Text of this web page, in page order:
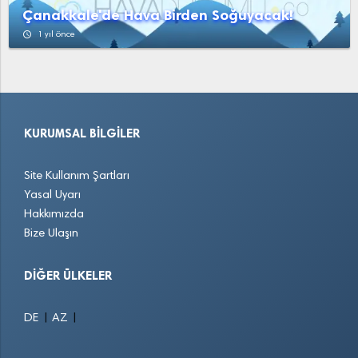
Çanakkale'de Hava Birden Soğuyacak!
access_time 1 yıl önce
KURUMSAL BILGILER
Site Kullanım Şartları
Yasal Uyarı
Hakkımızda
Bize Ulaşın
DIĞER ÜLKELER
DE AZ